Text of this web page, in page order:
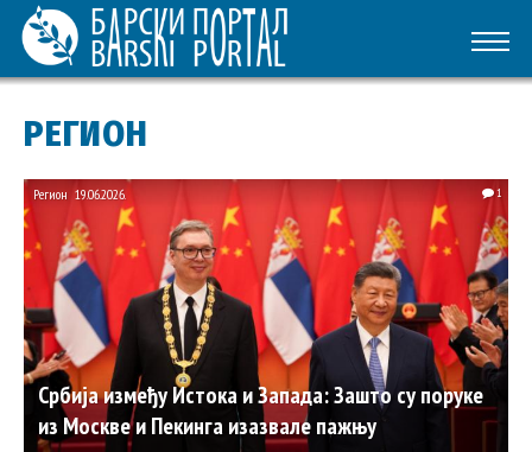
РЕГИОН
Србија између Истока и Запада: Зашто су поруке
из Москве и Пекинга изазвале пажњу
Регион 19.06.2026. 1